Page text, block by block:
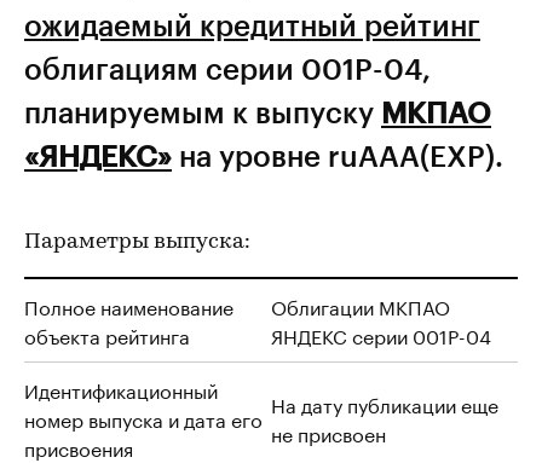
ожидаемый кредитный рейтинг
облигациям серии 001Р-04,
планируемым к выпуску МКПАО
«ЯНДЕКС» на уровне ruAAA(EXP).
Параметры выпуска:
Полное наименование
объекта рейтинга
Облигации МКПАО
ЯНДЕКС серии 001Р-04
Идентификационный
номер выпуска и дата его
присвоения
На дату публикации еще
не присвоен